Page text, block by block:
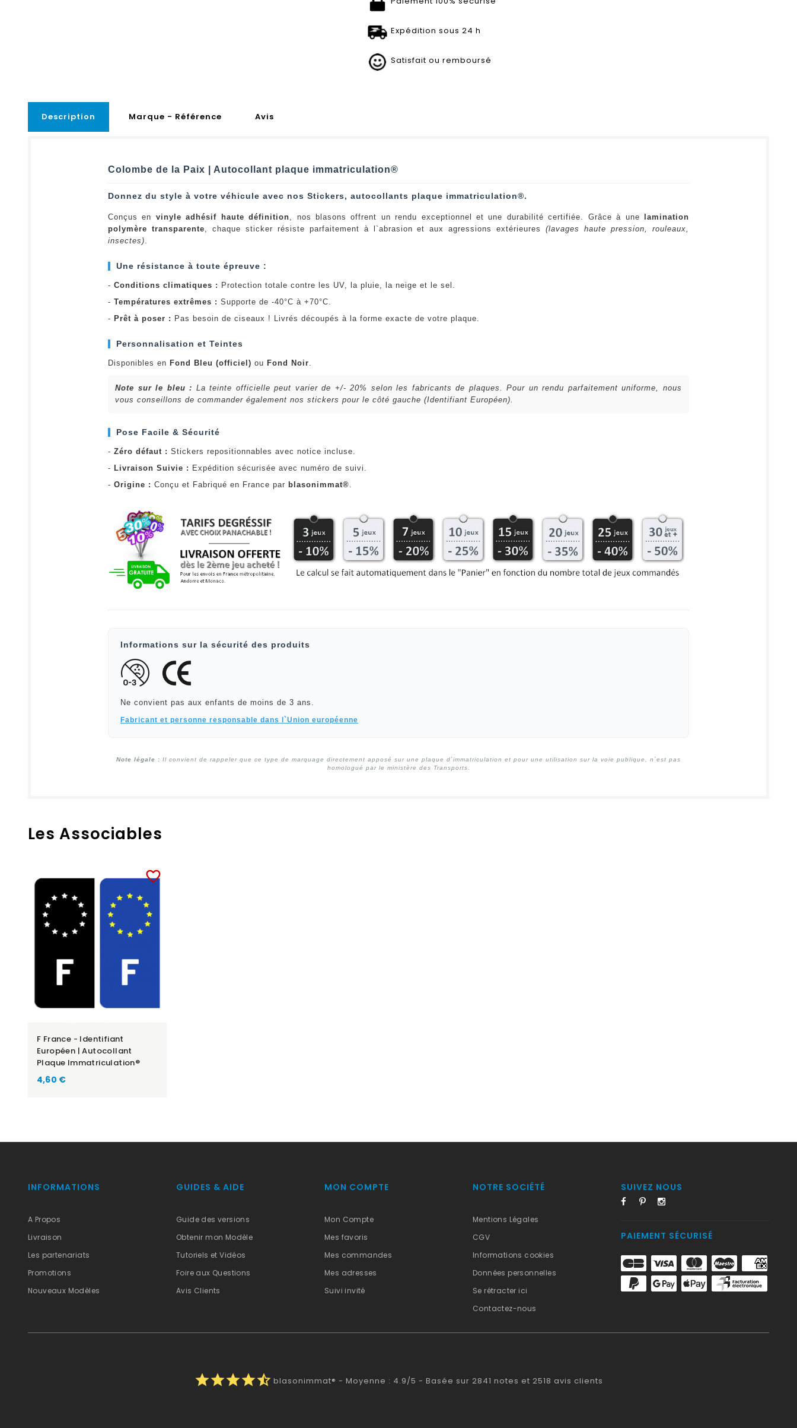
Expédition sous 24 h
Satisfait ou remboursé
Description Marque - Référence Avis
Colombe de la Paix | Autocollant plaque immatriculation®
Donnez du style à votre véhicule avec nos Stickers, autocollants plaque immatriculation®.
Conçus en vinyle adhésif haute définition , nos blasons offrent un rendu exceptionnel et une durabilité certifiée. Grâce à une
lamination
polymère transparente , chaque sticker résiste parfaitement à l`abrasion et aux agressions extérieures(lavages haute pression, rouleaux,
insectes)
Une résistance à toute épreuve :
- Conditions climatiques : Protection totale contre les UV, la pluie, la neige et le sel.
- Températures extrêmes : Supporte de -40°C à +70°C.
- Prêt à poser : Pas besoin de ciseaux ! Livrés découpés à la forme exacte de votre plaque.
Personnalisation et Teintes
Disponibles en Fond Bleu (officiel) ou Fond Noir
Note sur le bleu : La teinte officielle peut varier de +/- 20% selon les fabricants de plaques. Pour un rendu parfaitement uniforme, nous
vous conseillons de commander également nos stickers pour le côté gauche (Identifiant Européen).
Pose Facile & Sécurité
- Zéro défaut : Stickers repositionnables avec notice incluse.
- Livraison Suivie : Expédition sécurisée avec numéro de suivi.
- Origine : Conçu et Fabriqué en France par blasonimmat®
Informations sur la sécurité des produits
Ne convient pas aux enfants de moins de 3 ans.
Fabricant et personne responsable dans l`Union européenne
Note légale : Il convient de rappeler que ce type de marquage directement apposé sur une plaque d`immatriculation et pour une utilisation sur la voie publique, n`est pas
homologué par le ministère des Transports.
Les Associables
favorite_border
F France - Identifiant
Européen | Autocollant
Plaque Immatriculation®
Prix
4,60 €
INFORMATIONS
A Propos
Livraison
Les partenariats
Promotions
Nouveaux Modèles
GUIDES & AIDE
Guide des versions
Obtenir mon Modèle
Tutoriels et Vidéos
Foire aux Questions
Avis Clients
MON COMPTE
Mon Compte
Mes favoris
Mes commandes
Mes adresses
Suivi invité
NOTRE SOCIÉTÉ
Mentions Légales
CGV
Informations cookies
Données personnelles
Se rétracter ici
Contactez-nous
SUIVEZ NOUS
PAIEMENT SÉCURISÉ
starstarstarstarstar_half blasonimmat® - Moyenne : 4.9/5 - Basée sur 2841 notes et 2518 avis clients